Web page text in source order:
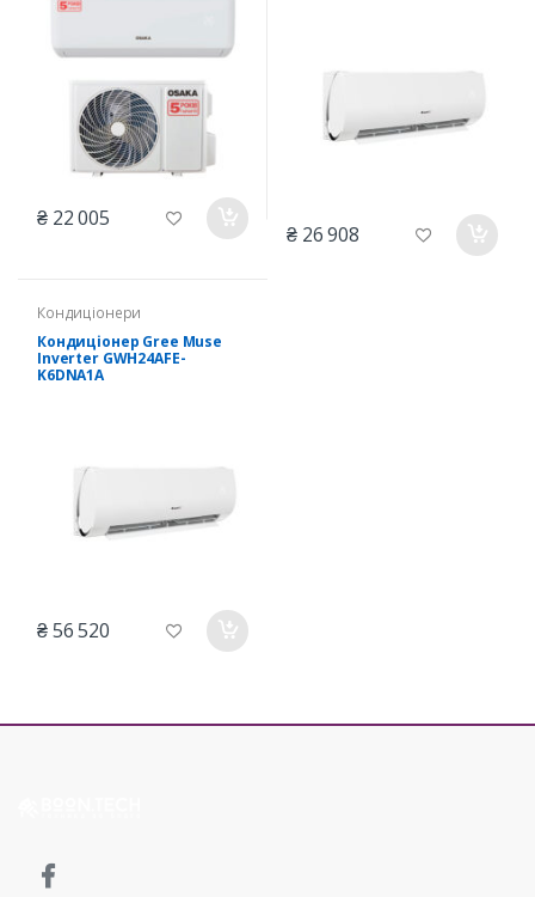
₴ 22 005
₴ 26 908
Кондиціонери
Кондиціонер Gree Muse
Inverter GWH24AFE-
K6DNA1A
₴ 56 520